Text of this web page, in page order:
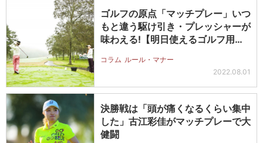
ゴルフの原点「マッチプレー」いつ
もと違う駆け引き・プレッシャーが
味わえる!【明日使えるゴルフ用
コラム ルール・マナー
2022.08.01
決勝戦は「頭が痛くなるくらい集中
した」古江彩佳がマッチプレーで大
健闘